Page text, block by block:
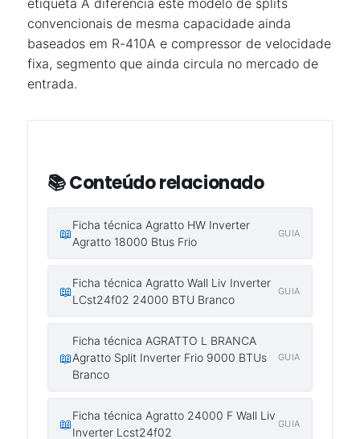
etiqueta A diferencia este modelo de splits
convencionais de mesma capacidade ainda
baseados em R-410A e compressor de velocidade
fixa, segmento que ainda circula no mercado de
entrada.
📚 Conteúdo relacionado
📖
Ficha técnica Agratto HW Inverter
Agratto 18000 Btus Frio
GUIA
📖
Ficha técnica Agratto Wall Liv Inverter
LCst24f02 24000 BTU Branco
GUIA
📖
Ficha técnica AGRATTO L BRANCA
Agratto Split Inverter Frio 9000 BTUs
Branco
GUIA
📖
Ficha técnica Agratto 24000 F Wall Liv
Inverter Lcst24f02
GUIA